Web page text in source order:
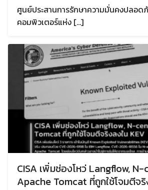
ศูนย์ประสานการรักษาความมั่นคงปลอด
คอมพิวเตอร์แห่ง […]
CISA เพิ่มช่องโหว่ Langflow,
Apache Tomcat ที่ถูกใช้โจมตีจริ